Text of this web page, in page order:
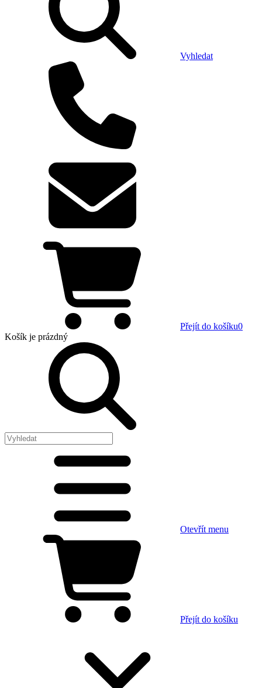
Vyhledat
Přejít do košíku0
Košík je prázdný
Otevřít menu
Přejít do košíku